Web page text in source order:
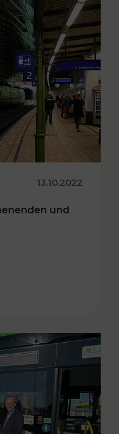
13.10.2022
und